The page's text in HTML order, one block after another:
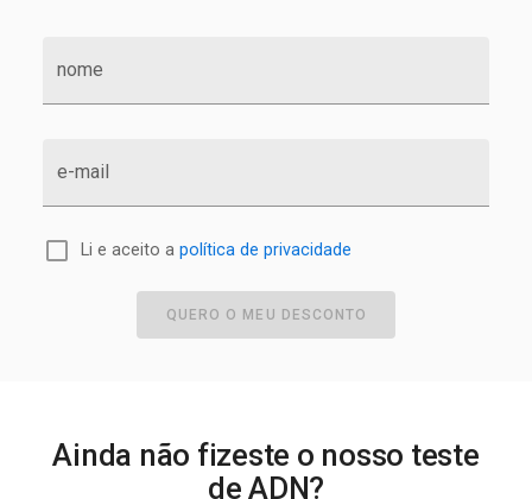
nome
e-mail
Li e aceito a política de privacidade
QUERO O MEU DESCONTO
Ainda não fizeste o nosso teste
de ADN?